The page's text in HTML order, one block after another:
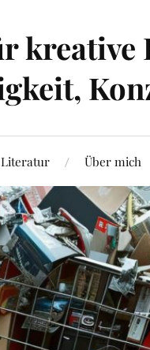
Literatur Über mich